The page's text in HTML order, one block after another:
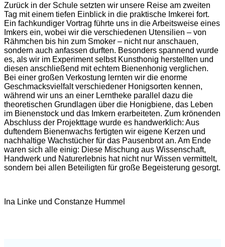
Zurück in der Schule setzten wir unsere Reise am zweiten
Tag mit einem tiefen Einblick in die praktische Imkerei fort.
Ein fachkundiger Vortrag führte uns in die Arbeitsweise eines
Imkers ein, wobei wir die verschiedenen Utensilien – von
Rähmchen bis hin zum Smoker – nicht nur anschauen,
sondern auch anfassen durften. Besonders spannend wurde
es, als wir im Experiment selbst Kunsthonig herstellten und
diesen anschließend mit echtem Bienenhonig verglichen.
Bei einer großen Verkostung lernten wir die enorme
Geschmacksvielfalt verschiedener Honigsorten kennen,
während wir uns an einer Lerntheke parallel dazu die
theoretischen Grundlagen über die Honigbiene, das Leben
im Bienenstock und das Imkern erarbeiteten. Zum krönenden
Abschluss der Projekttage wurde es handwerklich: Aus
duftendem Bienenwachs fertigten wir eigene Kerzen und
nachhaltige Wachstücher für das Pausenbrot an. Am Ende
waren sich alle einig: Diese Mischung aus Wissenschaft,
Handwerk und Naturerlebnis hat nicht nur Wissen vermittelt,
sondern bei allen Beteiligten für große Begeisterung gesorgt.
Ina Linke und Constanze Hummel